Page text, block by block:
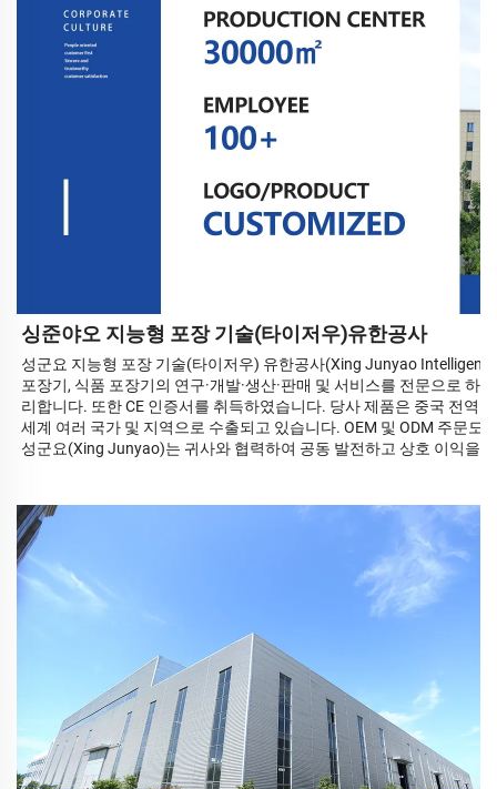
싱준야오 지능형 포장 기술(타이저우)유한공사
성군요 지능형 포장 기술(타이저우) 유한공사(Xing Junyao
포장기, 식품 포장기의 연구·개발·생산·판매 및 서비스를 전문으로
리합니다. 또한 CE 인증서를 취득하였습니다. 당사 제품은 중국 전역
세계 여러 국가 및 지역으로 수출되고 있습니다. OEM 및 ODM 주문도
성군요(Xing Junyao)는 귀사와 협력하여 공동 발전하고 상호 이익을